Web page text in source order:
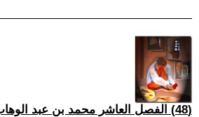
(48) الفصل العاشر محمد بن عبد الوهاب 2